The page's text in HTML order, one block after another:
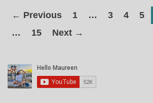
← Previous 1 … 3 4 5
…
15 Next →